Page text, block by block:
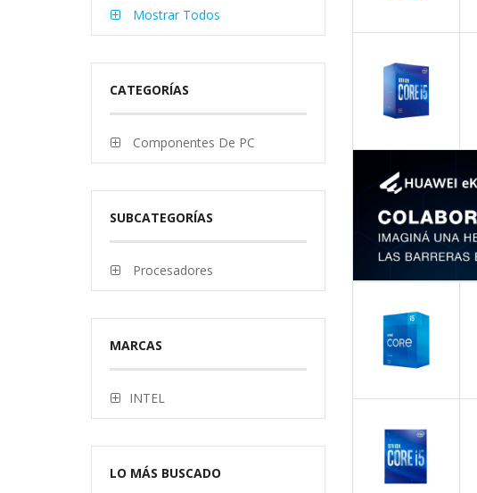
Mostrar Todos
CATEGORÍAS
Componentes De PC
SUBCATEGORÍAS
Procesadores
MARCAS
INTEL
LO MÁS BUSCADO